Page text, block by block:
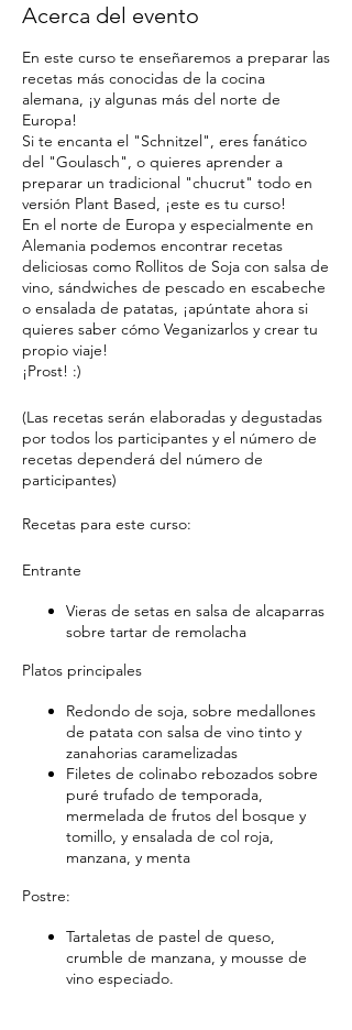
Acerca del evento
En este curso te enseñaremos a preparar las
recetas más conocidas de la cocina
alemana, ¡y algunas más del norte de
Europa!
Si te encanta el "Schnitzel", eres fanático
del "Goulasch", o quieres aprender a
preparar un tradicional "chucrut" todo en
versión Plant Based, ¡este es tu curso!
En el norte de Europa y especialmente en
Alemania podemos encontrar recetas
deliciosas como Rollitos de Soja con salsa de
vino, sándwiches de pescado en escabeche
o ensalada de patatas, ¡apúntate ahora si
quieres saber cómo Veganizarlos y crear tu
propio viaje!
¡Prost! :)
(Las recetas serán elaboradas y degustadas
por todos los participantes y el número de
recetas dependerá del número de
participantes)
Recetas para este curso:
Entrante
Vieras de setas en salsa de alcaparras
sobre tartar de remolacha
Platos principales
Redondo de soja, sobre medallones
de patata con salsa de vino tinto y
zanahorias caramelizadas
Filetes de colinabo rebozados sobre
puré trufado de temporada,
mermelada de frutos del bosque y
tomillo, y ensalada de col roja,
manzana, y menta
Postre:
Tartaletas de pastel de queso,
crumble de manzana, y mousse de
vino especiado.